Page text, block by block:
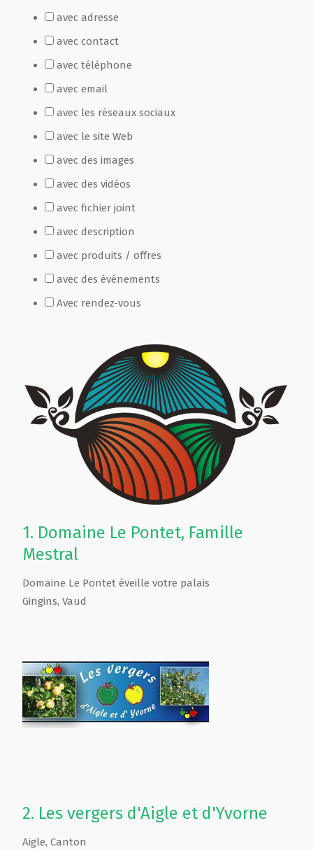
avec adresse
avec contact
avec téléphone
avec email
avec les réseaux sociaux
avec le site Web
avec des images
avec des vidéos
avec fichier joint
avec description
avec produits / offres
avec des événements
Avec rendez-vous
1. Domaine Le Pontet, Famille
Mestral
Domaine Le Pontet éveille votre palais
Gingins, Vaud
2. Les vergers d'Aigle et d'Yvorne
Aigle, Canton
Fête Marché Paysan
Partenaires